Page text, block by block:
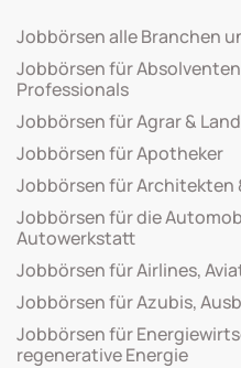
Jobbörsen alle Branchen
Jobbörsen für
Professionals
Jobbörsen für Agrar &
Jobbörsen für Apotheker
Jobbörsen für Architekten
Jobbörsen für die
Autowerkstatt
Jobbörsen für Airlines,
Jobbörsen für Azubis,
Jobbörsen für
regenerative Energie